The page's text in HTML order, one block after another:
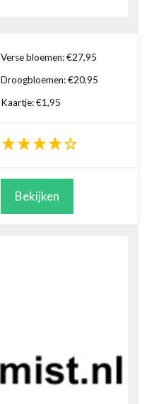
Verse bloemen: €27,95
Droogbloemen: €20,95
Kaartje: €1,95
Bekijken